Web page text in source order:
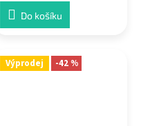
Do košíku
Výprodej -42 %